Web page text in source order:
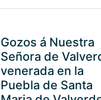
Gozos á Nuestra
Señora de
venerada en la
Puebla de Santa